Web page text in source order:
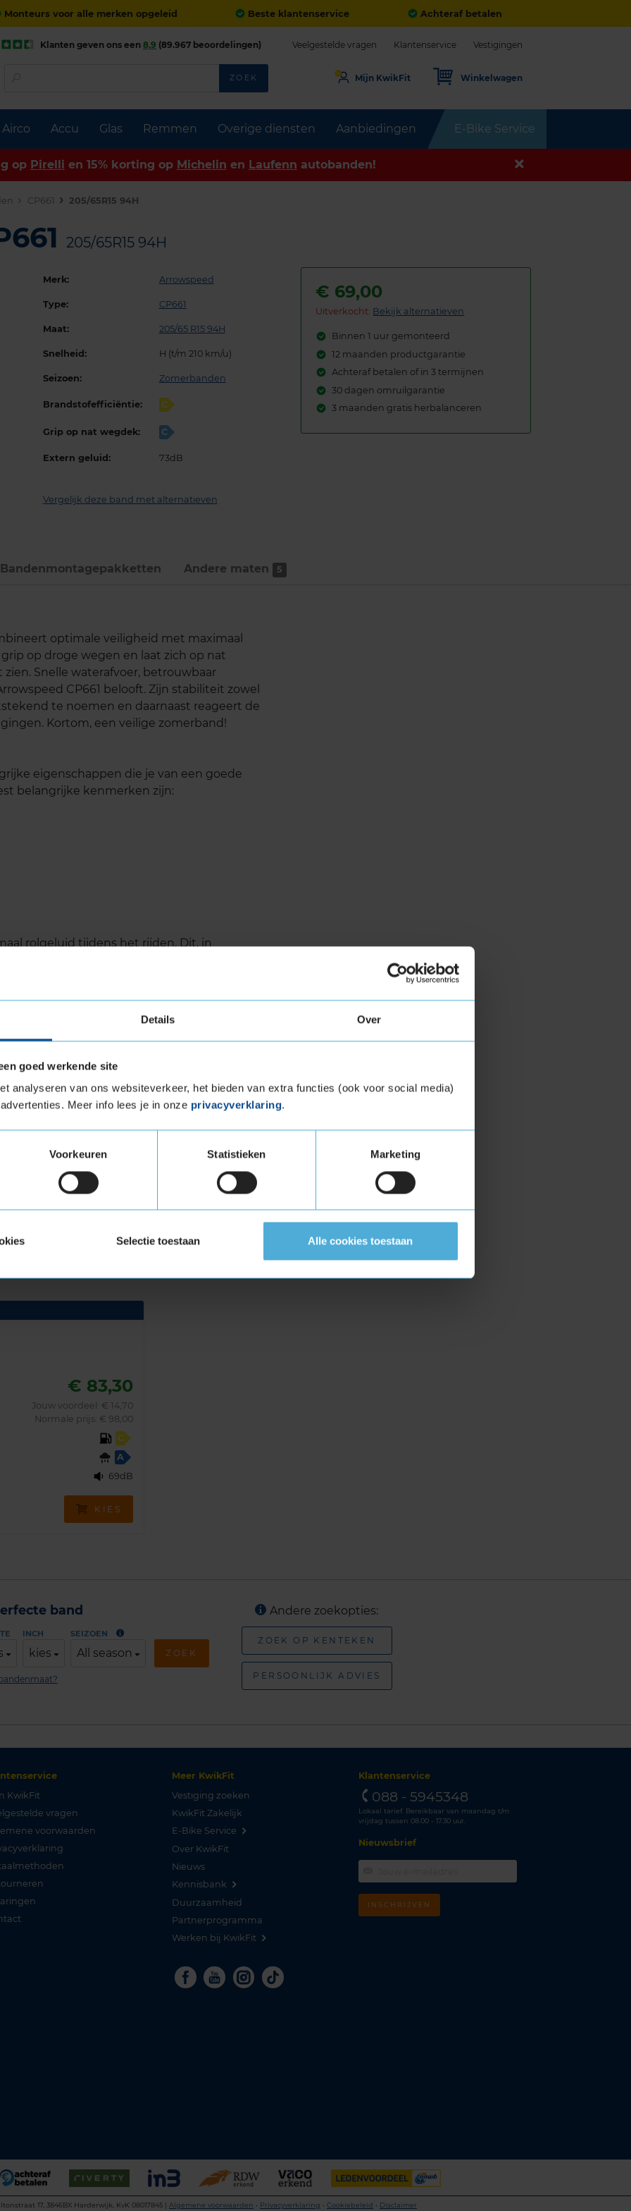
Details Over
goed werkende site
analyseren van ons websiteverkeer, het bieden van extra functies (ook voor social media)
Meer info lees je in onze privacyverklaring.
Voorkeuren Statistieken Marketing
Selectie toestaan Alle cookies toestaan
Monteurs voor alle merken opgeleid Beste klantenservice Achteraf betalen
Airco Accu Glas Remmen Overige diensten Aanbiedingen E-Bike Service
Klanten geven ons een 8,9 (89.967 beoordelingen) Veelgestelde vragen Klantenservice Vestigingen
ZOEK Mijn KwikFit Winkelwagen
op Pirelli en 15% korting op Michelin en Laufenn autobanden!
CP661 205/65R15 94H
205/65R15 94H
Merk: Arrowspeed
Type: CP661
Maat: 205/65 R15 94H
Snelheid: H (t/m 210 km/u)
Seizoen: Zomerbanden
Brandstofefficiëntie: C
Grip op nat wegdek: C
Extern geluid: 73dB
Vergelijk deze band met alternatieven
€ 69,00
Uitverkocht: Bekijk alternatieven
Binnen 1 uur gemonteerd
12 maanden productgarantie
Achteraf betalen of in 3 termijnen
30 dagen omruilgarantie
3 maanden gratis herbalanceren
Bandenmontage­pakketten Andere maten 5
optimale veiligheid met maximaal
op droge wegen en laat zich op nat
Snelle waterafvoer, betrouwbaar
CP661 belooft. Zijn stabiliteit zowel
te noemen en daarnaast reageert de
Kortom, een veilige zomerband!
eigenschappen die je van een goede
belangrijke kenmerken zijn:
rolgeluid tijdens het rijden. Dit, in
verhoogt jouw rijcomfort.
CP661 zorgt bij zware regenval dat
risico op aquaplaning worden hierdoor
nog eens zeer vriendelijk geprijsd. Zoek je een
dan is de Arrowspeed CP661 een
205 65 R15 kopen bij
65 R15 eenvoudig online en plan ook gelijk
vestiging.
€ 83,30
Jouw voordeel: € 14,70
Normale prijs: € 98,00
C
A
69dB
KIES
band
INCH
kies
SEIZOEN
All season ZOEK
Andere zoekopties:
ZOEK OP KENTEKEN
PERSOONLIJK ADVIES
KwikFit
vragen
voorwaarden
Meer KwikFit
Vestiging zoeken
KwikFit Zakelijk
E-Bike Service
Over KwikFit
Nieuws
Kennisbank
Duurzaamheid
Partnerprogramma
Werken bij KwikFit
Facebook
YoutubeInstagram
Tiktok
Klantenservice
088 - 5945348
Lokaal tarief. Bereikbaar van maandag t/m
vrijdag tussen 08.00 - 17.30 uur.
Nieuwsbrief
INSCHRIJVEN
17, 3846BX Harderwijk, KvK 08017845 | Algemene voorwaarden • Privacyverklaring • Cookiebeleid • Disclaimer